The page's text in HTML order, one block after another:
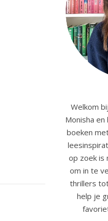
Welkom bij
Monisha
boeken
op zoek is
om in te
thrillers
help je